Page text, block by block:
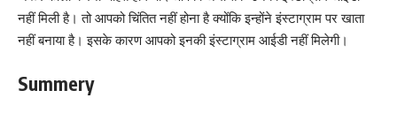
नहीं मिली है। तो आपको चिंतित नहीं होना है क्योंकि इन्होंने इंस्टाग्राम पर खाता
नहीं बनाया है। इसके कारण आपको इनकी इंस्टाग्राम आईडी नहीं मिलेगी।
Summery